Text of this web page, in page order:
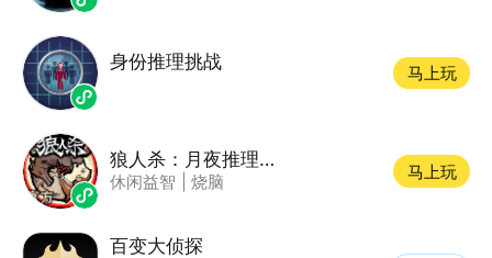
身份推理挑战
马上玩
狼人杀：月夜推理乐园
休闲益智 烧脑
马上玩
百变大侦探